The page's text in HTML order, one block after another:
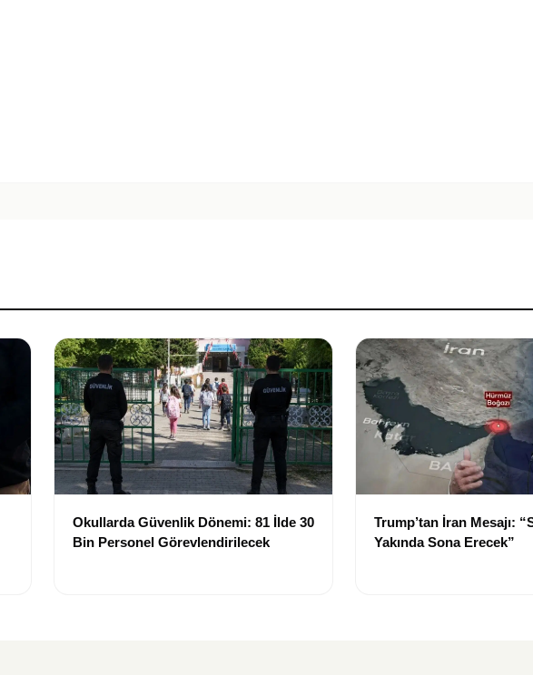
Okullarda Güvenlik Dönemi: 81 İlde 30
Bin Personel Görevlendirilecek
Trump’tan İran Mesajı:
Yakında Sona Erecek”